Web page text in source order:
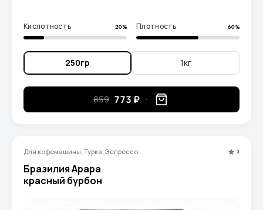
Кислотность 20% Плотность 60%
250гр 1кг
859 773 ₽
Для кофемашины, Турка, Эспрессо 3
Бразилия Арара
красный бурбон